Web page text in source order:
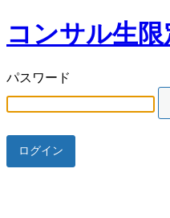
コンサル生限
パスワード